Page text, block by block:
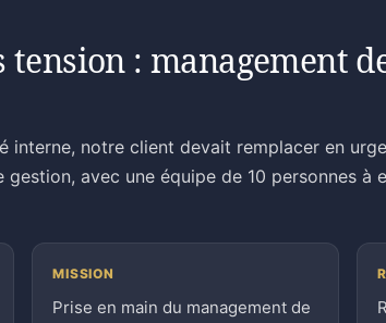
tension : management
notre client devait remplacer en
avec une équipe de 10 personnes à
MISSION
Prise en main du management de